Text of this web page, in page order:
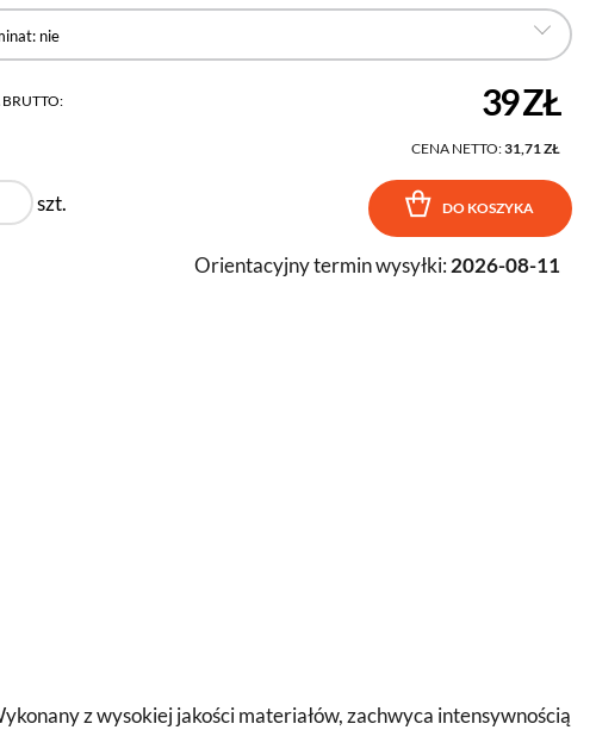
nie
BRUTTO: 39 ZŁ
CENA NETTO:31,71 ZŁ
szt. DO KOSZYKA
Orientacyjny termin wysyłki: 2026-08-11
z wysokiej jakości materiałów, zachwyca intensywnością